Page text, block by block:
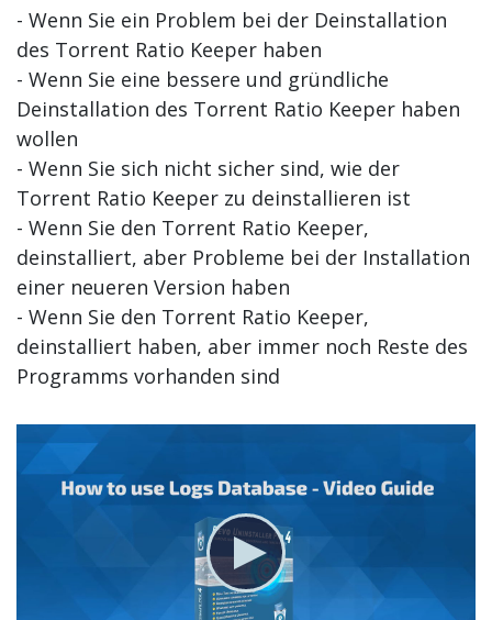
- Wenn Sie ein Problem bei der Deinstallation
des Torrent Ratio Keeper haben
- Wenn Sie eine bessere und gründliche
Deinstallation des Torrent Ratio Keeper haben
wollen
- Wenn Sie sich nicht sicher sind, wie der
Torrent Ratio Keeper zu deinstallieren ist
- Wenn Sie den Torrent Ratio Keeper,
deinstalliert, aber Probleme bei der Installation
einer neueren Version haben
- Wenn Sie den Torrent Ratio Keeper,
deinstalliert haben, aber immer noch Reste des
Programms vorhanden sind